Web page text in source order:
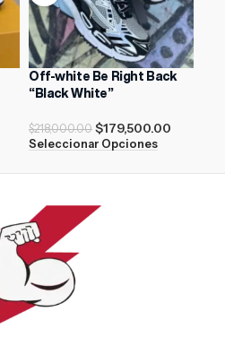
Off-white Be Right Back
“Black White”
$218,000.00 $179,500.00
Seleccionar Opciones